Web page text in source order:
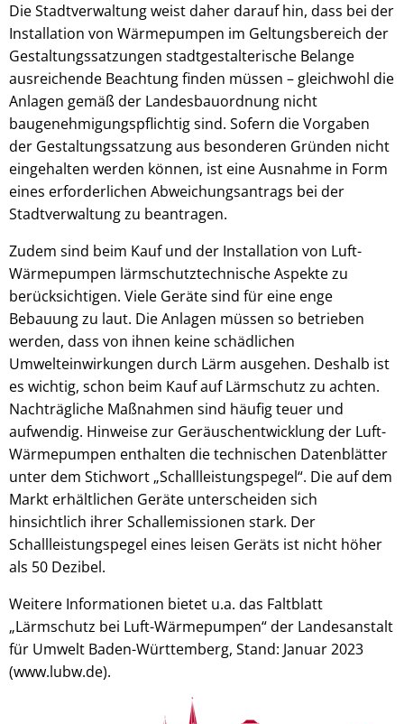
Die Stadtverwaltung weist daher darauf hin, dass bei der
Installation von Wärmepumpen im Geltungsbereich der
Gestaltungssatzungen stadtgestalterische Belange
ausreichende Beachtung finden müssen – gleichwohl die
Anlagen gemäß der Landesbauordnung nicht
baugenehmigungspflichtig sind. Sofern die Vorgaben
der Gestaltungssatzung aus besonderen Gründen nicht
eingehalten werden können, ist eine Ausnahme in Form
eines erforderlichen Abweichungsantrags bei der
Stadtverwaltung zu beantragen.
Zudem sind beim Kauf und der Installation von Luft-
Wärmepumpen lärmschutztechnische Aspekte zu
berücksichtigen. Viele Geräte sind für eine enge
Bebauung zu laut. Die Anlagen müssen so betrieben
werden, dass von ihnen keine schädlichen
Umwelteinwirkungen durch Lärm ausgehen. Deshalb ist
es wichtig, schon beim Kauf auf Lärmschutz zu achten.
Nachträgliche Maßnahmen sind häufig teuer und
aufwendig. Hinweise zur Geräuschentwicklung der Luft-
Wärmepumpen enthalten die technischen Datenblätter
unter dem Stichwort „Schallleistungspegel“. Die auf dem
Markt erhältlichen Geräte unterscheiden sich
hinsichtlich ihrer Schallemissionen stark. Der
Schallleistungspegel eines leisen Geräts ist nicht höher
als 50 Dezibel.
Weitere Informationen bietet u.a. das Faltblatt
„Lärmschutz bei Luft-Wärmepumpen“ der Landesanstalt
für Umwelt Baden-Württemberg, Stand: Januar 2023
(www.lubw.de).